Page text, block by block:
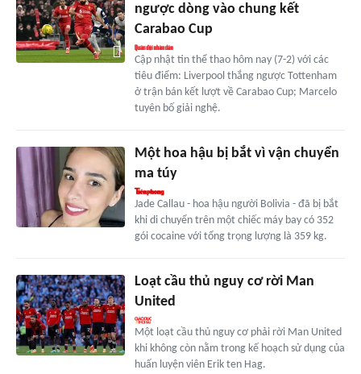
ngược dòng vào chung kết
Carabao Cup
Cập nhật tin thể thao hôm nay (7-2) với các
tiêu điểm: Liverpool thắng ngược Tottenham
ở trận bán kết lượt về Carabao Cup; Marcelo
tuyên bố giải nghệ.
Một hoa hậu bị bắt vì vận chuyển
ma túy
Jade Callau - hoa hậu người Bolivia - đã bị bắt
khi di chuyển trên một chiếc máy bay có 352
gói cocaine với tổng trọng lượng là 359 kg.
Loạt cầu thủ nguy cơ rời Man
United
Một loạt cầu thủ nguy cơ phải rời Man United
khi không còn nằm trong kế hoạch sử dụng của
huấn luyện viên Erik ten Hag.